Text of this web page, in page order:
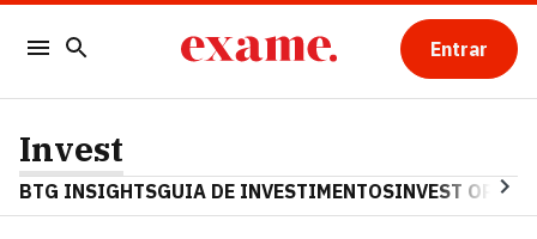
Entrar
Invest
BTG INSIGHTSGUIA DE INVESTIMENTOSINVEST OPINA